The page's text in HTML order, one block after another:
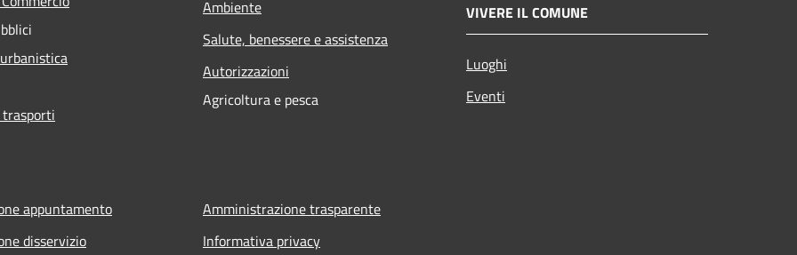
Ambiente
Salute, benessere e assistenza
Autorizzazioni
Agricoltura e pesca
VIVERE IL COMUNE
Luoghi
Eventi
appuntamento
disservizio
Amministrazione trasparente
Informativa privacy